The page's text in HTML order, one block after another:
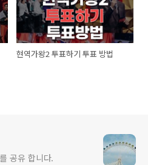
현역가왕2 투표하기 투표 방법
공유 합니다.